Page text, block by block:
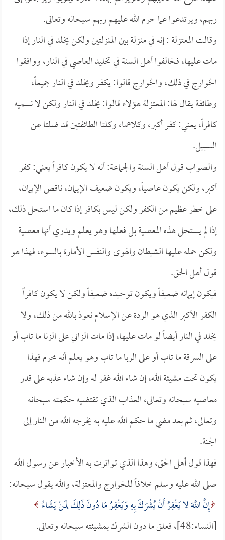
ربهم، ويرتدعوا عما حرم الله عليهم ربهم سبحانه وتعالى.
وقالت المعتزلة : إنه في منزلة بين المنزلتين ولكن يخلد في النار إذا
مات عليها، فخالفوا أهل السنة في تخليد العاصي في النار، ووافقوا
الخوارج في ذلك، والخوارج قالوا: يكفر ويخلد في النار جميعاً،
وطائفة يقال لها: المعتزلة هؤلاء قالوا: يخلد في النار ولكن لا نسميه
كافراً، يعني: كفر أكبر، وكلاهما، وكلتا الطائفتين قد ضلتا عن
السبيل.
والصواب قول أهل السنة والجماعة: أنه لا يكون كافراً يعني: كفر
أكبر، ولكن يكون عاصياً، ويكون ضعيف الإيمان، ناقص الإيمان،
على خطر عظيم من الكفر ولكن ليس بكافر إذا كان ما استحل ذلك،
إذا لم يستحل هذه المعصية بل فعلها وهو يعلم ويدري أنها معصية
ولكن حمله عليها الشيطان والهوى والنفس الأمارة بالسوء، فهذا هو
قول أهل الحق.
فيكون إيمانه ضعيفاً ويكون توحيده ضعيفاً ولكن لا يكون كافراً
الكفر الأكبر الذي هو الردة عن الإسلام نعوذ بالله من ذلك، ولا
يخلد في النار أيضاً لو مات عليها، إذا مات الزاني على الزنا ما تاب أو
على السرقة ما تاب أو على الربا ما تاب وهو يعلم أنه محرم فهذا
يكون تحت مشيئة الله، إن شاء الله غفر له وإن شاء عذبه على قدر
معاصيه سبحانه وتعالى، العذاب الذي تقتضيه حكمته سبحانه
وتعالى، ثم بعد مضي ما حكم الله عليه به يخرجه الله من النار إلى
الجنة.
فهذا قول أهل الحق، وهذا الذي تواترت به الأخبار عن رسول الله
صلى الله عليه وسلم خلافاً للخوارج والمعتزلة، والله يقول سبحانه:
إِنَّ اللَّهَ لا يَغْفِرُ أَنْ يُشْرَكَ بِهِ وَيَغْفِرُ مَا دُونَ ذَلِكَ لِمَنْ يَشَاءُ
[النساء:48]، فعلق ما دون الشرك بمشيئته سبحانه وتعالى.